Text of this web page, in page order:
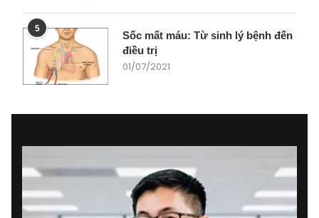
5
Sốc mất máu: Từ sinh lý bệnh đến
điều trị
01/07/2021